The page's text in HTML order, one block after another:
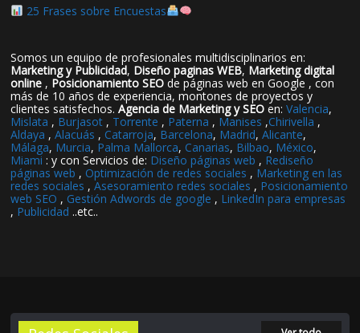
25 Frases sobre Encuestas
Somos un equipo de profesionales multidisciplinarios en:
Marketing y Publicidad, Diseño paginas WEB, Marketing digital
online , Posicionamiento SEO de páginas web en Google , con
más de 10 años de experiencia, montones de proyectos y
clientes satisfechos.Agencia de Marketing y SEO en:Valencia,
Mislata , Burjasot , Torrente , Paterna , Manises ,Chirivella ,
Aldaya ,Alacuás , Catarroja, Barcelona, Madrid,Alicante,
Málaga, Murcia, Palma Mallorca, Canarias, Bilbao, México,
Miami : y con Servicios de: Diseño páginas web , Rediseño
páginas web , Optimización de redes sociales , Marketing en las
redes sociales ,Asesoramiento redes sociales , Posicionamiento
web SEO , Gestión Adwords de google , LinkedIn para empresas
, Publicidad ..etc..